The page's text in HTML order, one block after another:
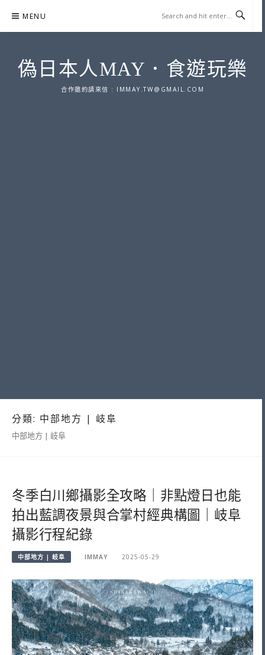
content
MENU
偽日本人MAY．食遊玩樂
合作邀約請來信 : IMMAY.TW@GMAIL.COM
分類: 中部地方 | 岐阜
中部地方 | 岐阜
冬季白川鄉攝影全攻略｜非點燈日也能
拍出藍調夜景與合掌村經典構圖｜岐阜
攝影行程紀錄
中部地方 | 岐阜 IMMAY 2025-05-29